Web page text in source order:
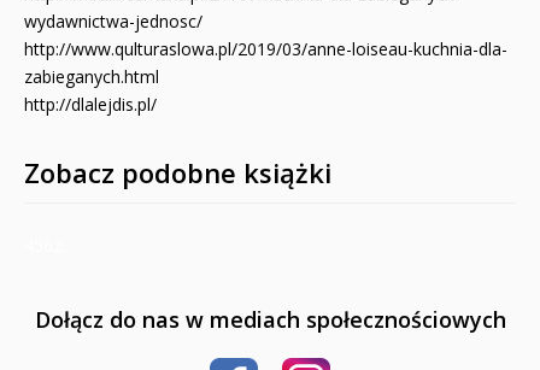
wydawnictwa-jednosc/
http://www.qulturaslowa.pl/2019/03/anne-loiseau-kuchnia-dla-
zabieganych.html
http://dlalejdis.pl/
Zobacz podobne książki
Dołącz do nas w mediach społecznościowych